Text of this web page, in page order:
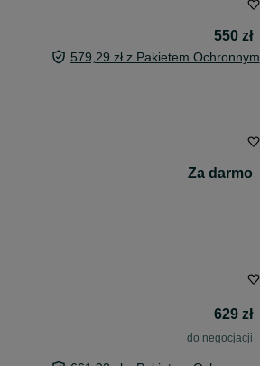
550 zł
579,29 zł z Pakietem Ochronnym
Za darmo
629 zł
do negocjacji